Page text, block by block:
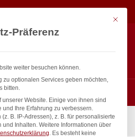
In den Warenkorb
Mit
Präferenz
weiter besuchen können.
optionalen Services geben möchten,
bitten.
Website. Einige von ihnen sind
Ihre Erfahrung zu verbessern.
B. IP-Adressen), z. B. für personalisierte
und Inhalten. Weitere Informationen über
. Es besteht keine